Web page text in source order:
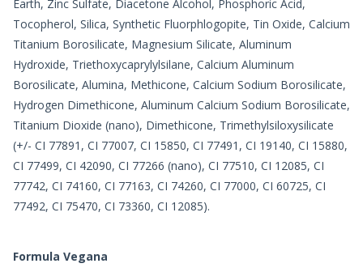
Earth, Zinc Sulfate, Diacetone Alcohol, Phosphoric Acid,
Tocopherol, Silica, Synthetic Fluorphlogopite, Tin Oxide, Calcium
Titanium Borosilicate, Magnesium Silicate, Aluminum
Hydroxide, Triethoxycaprylylsilane, Calcium Aluminum
Borosilicate, Alumina, Methicone, Calcium Sodium Borosilicate,
Hydrogen Dimethicone, Aluminum Calcium Sodium Borosilicate,
Titanium Dioxide (nano), Dimethicone, Trimethylsiloxysilicate
(+/- CI 77891, CI 77007, CI 15850, CI 77491, CI 19140, CI 15880,
CI 77499, CI 42090, CI 77266 (nano), CI 77510, CI 12085, CI
77742, CI 74160, CI 77163, CI 74260, CI 77000, CI 60725, CI
77492, CI 75470, CI 73360, CI 12085).
Formula Vegana